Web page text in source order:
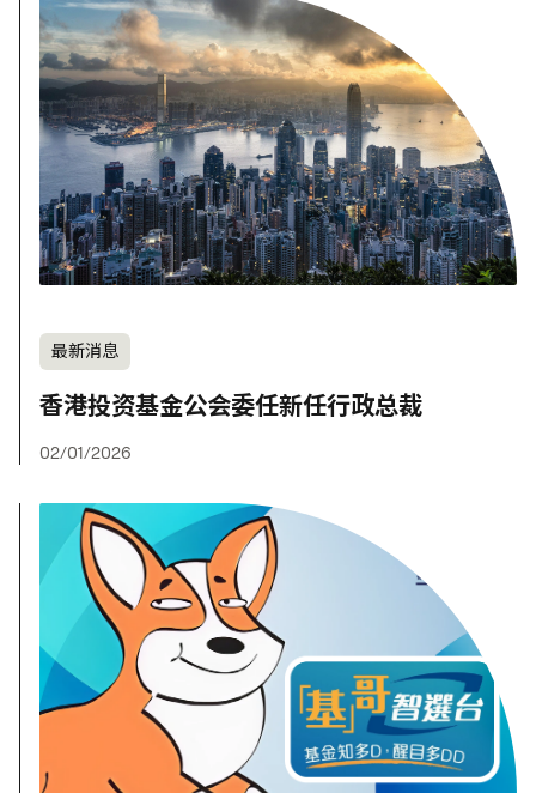
最新消息
香港投资基金公会委任新任行政总裁
02/01/2026